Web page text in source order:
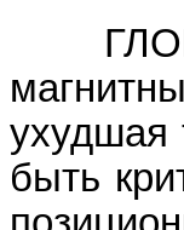
ухудшая
быть